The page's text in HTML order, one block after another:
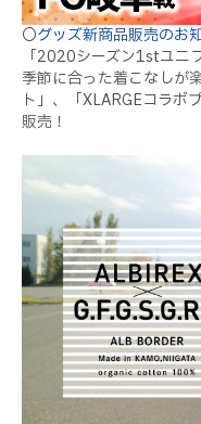
〇グッズ新商品販売のお
「2020シーズン1stユニ
季節に合った着こなしが
ト」、「XLARGEコラボ
販売！